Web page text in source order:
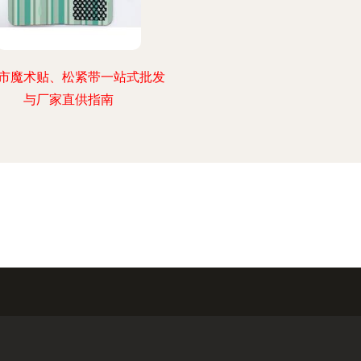
魔术贴、松紧带一站式批发
与厂家直供指南